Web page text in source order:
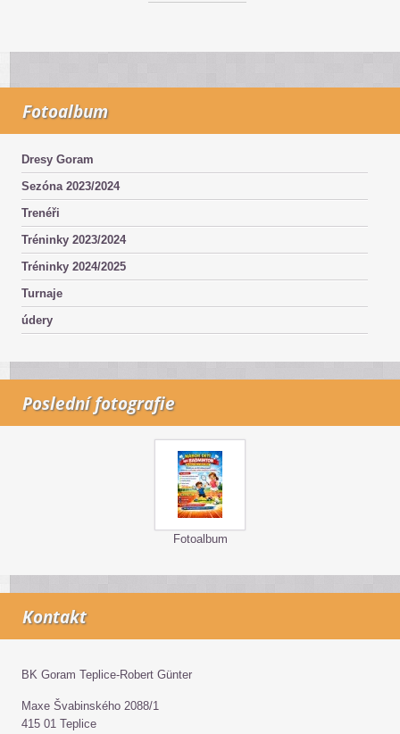
Fotoalbum
Dresy Goram
Sezóna 2023/2024
Trenéři
Tréninky 2023/2024
Tréninky 2024/2025
Turnaje
údery
Poslední fotografie
Fotoalbum
Kontakt
BK Goram Teplice-Robert Günter
Maxe Švabinského 2088/1
415 01 Teplice